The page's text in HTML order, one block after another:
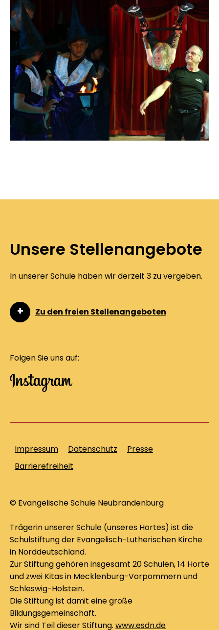
Unsere Stellenangebote
In unserer Schule haben wir derzeit 3 zu vergeben.
Zu den freien Stellenangeboten
Folgen Sie uns auf:
© Evangelische Schule Neubrandenburg
Trägerin unserer Schule (unseres Hortes) ist die
Schulstiftung der Evangelisch-Lutherischen Kirche
in Norddeutschland.
Zur Stiftung gehören insgesamt 20 Schulen, 14 Horte
und zwei Kitas in Mecklenburg-Vorpommern und
Schleswig-Holstein.
Die Stiftung ist damit eine große
Bildungsgemeinschaft.
Wir sind Teil dieser Stiftung. www.esdn.de
Impressum Datenschutz
Presse
Barrierefreiheit